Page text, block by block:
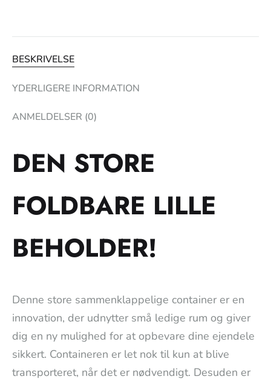
BESKRIVELSE
YDERLIGERE INFORMATION
ANMELDELSER (0)
DEN STORE
FOLDBARE LILLE
BEHOLDER!
Denne store sammenklappelige container er en
innovation, der udnytter små ledige rum og giver
dig en ny mulighed for at opbevare dine ejendele
sikkert. Containeren er let nok til kun at blive
transporteret, når det er nødvendigt. Desuden er